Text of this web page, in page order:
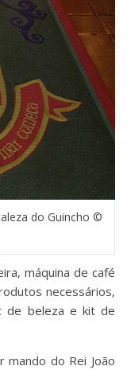
do Guincho ©
máquina de café
necessários,
de beleza e kit de
do Rei João